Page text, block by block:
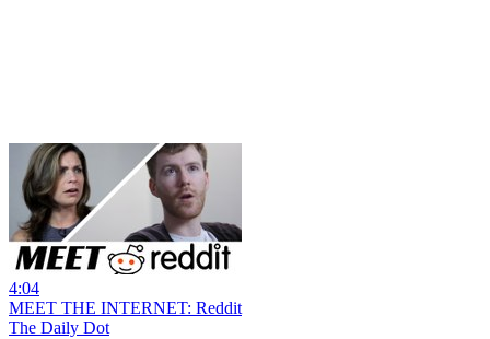
4:04
MEET THE INTERNET: Reddit
The Daily Dot